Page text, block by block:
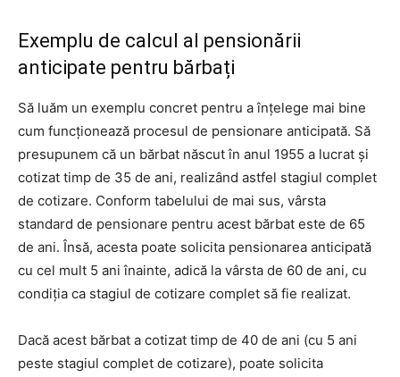
Exemplu de calcul al pensionării
anticipate pentru bărbați
Să luăm un exemplu concret pentru a înțelege mai bine
cum funcționează procesul de pensionare anticipată. Să
presupunem că un bărbat născut în anul 1955 a lucrat și
cotizat timp de 35 de ani, realizând astfel stagiul complet
de cotizare. Conform tabelului de mai sus, vârsta
standard de pensionare pentru acest bărbat este de 65
de ani. Însă, acesta poate solicita pensionarea anticipată
cu cel mult 5 ani înainte, adică la vârsta de 60 de ani, cu
condiția ca stagiul de cotizare complet să fie realizat.
Dacă acest bărbat a cotizat timp de 40 de ani (cu 5 ani
peste stagiul complet de cotizare), poate solicita